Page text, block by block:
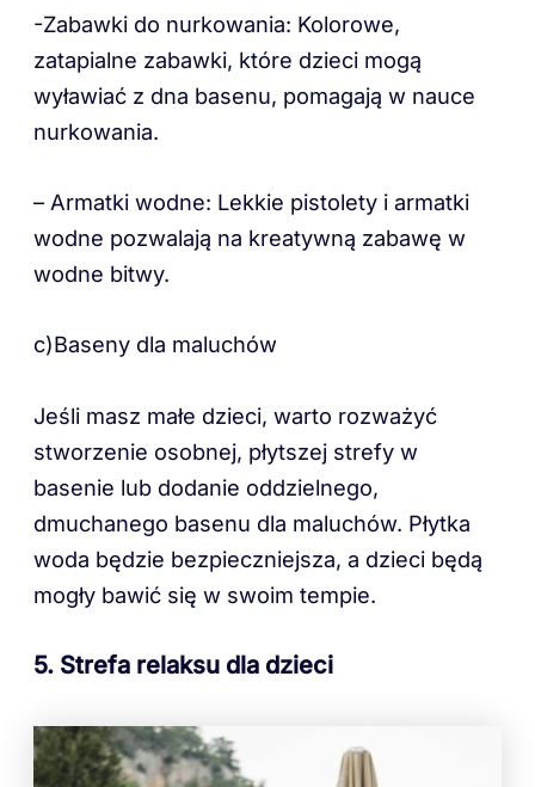
-Zabawki do nurkowania: Kolorowe,
zatapialne zabawki, które dzieci mogą
wyławiać z dna basenu, pomagają w nauce
nurkowania.
– Armatki wodne: Lekkie pistolety i armatki
wodne pozwalają na kreatywną zabawę w
wodne bitwy.
c)Baseny dla maluchów
Jeśli masz małe dzieci, warto rozważyć
stworzenie osobnej, płytszej strefy w
basenie lub dodanie oddzielnego,
dmuchanego basenu dla maluchów. Płytka
woda będzie bezpieczniejsza, a dzieci będą
mogły bawić się w swoim tempie.
5. Strefa relaksu dla dzieci